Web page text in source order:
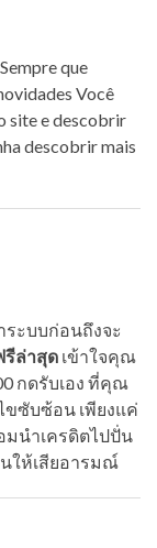
que
Você
site e descobrir
descobrir mais
ระบบก่อนถึงจะ
รีล่าสุด เข้าใจคุณ
กดรับเอง ที่คุณ
ขซับซ้อน เพียงแค่
นำเครดิตไปปั่น
ให้เสียอารมณ์